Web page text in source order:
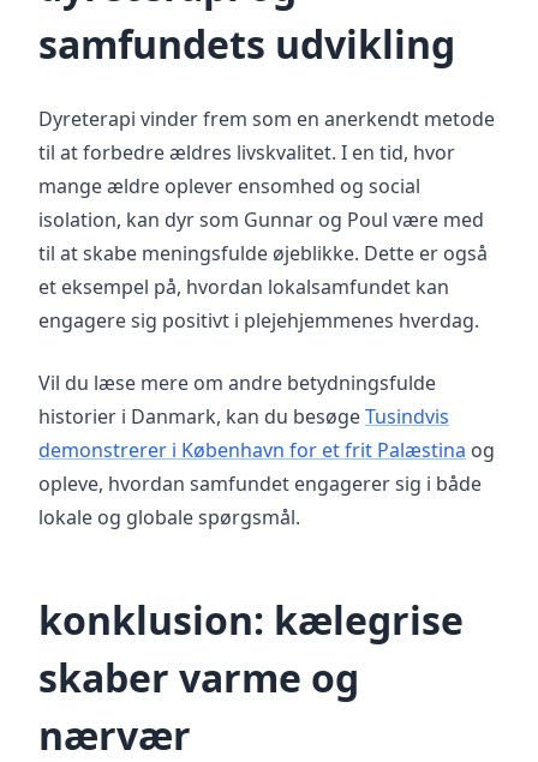
samfundets udvikling
Dyreterapi vinder frem som en anerkendt metode
til at forbedre ældres livskvalitet. I en tid, hvor
mange ældre oplever ensomhed og social
isolation, kan dyr som Gunnar og Poul være med
til at skabe meningsfulde øjeblikke. Dette er også
et eksempel på, hvordan lokalsamfundet kan
engagere sig positivt i plejehjemmenes hverdag.
Vil du læse mere om andre betydningsfulde
historier i Danmark, kan du besøgeTusindvis
demonstrerer i København for et frit Palæstina og
opleve, hvordan samfundet engagerer sig i både
lokale og globale spørgsmål.
konklusion: kælegrise
skaber varme og
nærvær